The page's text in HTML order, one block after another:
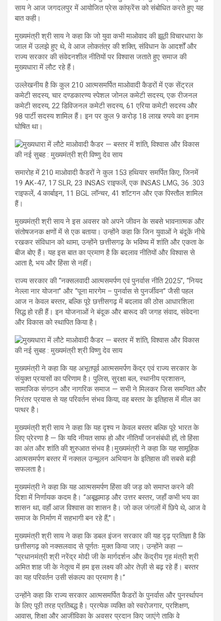
साय ने आज जगदलपुर में आयोजित प्रेस कांफ्रेंस को संबोधित करते हुए यह
बात कही।
मुख्यमंत्री श्री साय ने कहा कि जो युवा कभी माओवाद की झूठी विचारधारा के
जाल में उलझे हुए थे, वे आज लोकतंत्र की शक्ति, संविधान के आदर्शों और
राज्य सरकार की संवेदनशील नीतियों पर विश्वास जताते हुए समाज की
मुख्यधारा में लौट रहे हैं।
उल्लेखनीय है कि कुल 210 आत्मसमर्पित माओवादी कैडरों में एक सेंट्रल
कमेटी सदस्य, चार दण्डकारण्य स्पेशल जोनल कमेटी सदस्य, एक रीजनल
कमेटी सदस्य, 22 डिविजनल कमेटी सदस्य, 61 एरिया कमेटी सदस्य और
98 पार्टी सदस्य शामिल हैं। इन पर कुल 9 करोड़ 18 लाख रुपये का इनाम
घोषित था।
समारोह में 210 माओवादी कैडरों ने कुल 153 हथियार समर्पित किए, जिनमें
19 AK-47, 17 SLR, 23 INSAS राइफलें, एक INSAS LMG, 36 .303
राइफलें, 4 कार्बाइन, 11 BGL लॉन्चर, 41 शॉटगन और एक पिस्तौल शामिल
हैं।
मुख्यमंत्री श्री साय ने इस अवसर को अपने जीवन के सबसे भावनात्मक और
संतोषजनक क्षणों में से एक बताया। उन्होंने कहा कि जिन युवाओं ने बंदूकें नीचे
रखकर संविधान को थामा, उन्होंने छत्तीसगढ़ के भविष्य में शांति और एकता के
बीज बोए हैं। यह इस बात का प्रमाण है कि बदलाव नीतियों और विश्वास से
आता है, भय और हिंसा से नहीं।
राज्य सरकार की “नक्सलवादी आत्मसमर्पण एवं पुनर्वास नीति 2025”, “नियद
नेल्ला नार योजना” और “पूना मारगेम – पुनर्वास से पुनर्जीवन” जैसी पहल
आज न केवल बस्तर, बल्कि पूरे छत्तीसगढ़ में बदलाव की ठोस आधारशिला
सिद्ध हो रही हैं। इन योजनाओं ने बंदूक और बारूद की जगह संवाद, संवेदना
और विकास को स्थापित किया है।
मुख्यमंत्री ने कहा कि यह अभूतपूर्व आत्मसमर्पण केंद्र एवं राज्य सरकार के
संयुक्त प्रयासों का परिणाम है। पुलिस, सुरक्षा बल, स्थानीय प्रशासन,
सामाजिक संगठन और नागरिक समाज — सभी ने मिलकर जिस समन्वित और
निरंतर प्रयास से यह परिवर्तन संभव किया, वह बस्तर के इतिहास में मील का
पत्थर है।
मुख्यमंत्री श्री साय ने कहा कि यह दृश्य न केवल बस्तर बल्कि पूरे भारत के
लिए प्रेरणा है — कि यदि नीयत साफ हो और नीतियाँ जनसंबंधी हों, तो हिंसा
का अंत और शांति की शुरुआत संभव है।मुख्यमंत्री ने कहा कि यह सामूहिक
आत्मसमर्पण बस्तर में नक्सल उन्मूलन अभियान के इतिहास की सबसे बड़ी
सफलता है।
मुख्यमंत्री ने कहा कि यह आत्मसमर्पण हिंसा की जड़ को समाप्त करने की
दिशा में निर्णायक कदम है। “अबूझमाड़ और उत्तर बस्तर, जहाँ कभी भय का
शासन था, वहाँ आज विश्वास का शासन है। जो कल जंगलों में छिपे थे, आज वे
समाज के निर्माण में सहभागी बन रहे हैं,”।
मुख्यमंत्री श्री साय ने कहा कि डबल इंजन सरकार की यह दृढ़ प्रतिज्ञा है कि
छत्तीसगढ़ को नक्सलवाद से पूर्णतः मुक्त किया जाए। उन्होंने कहा —
“प्रधानमंत्री श्री नरेंद्र मोदी जी के मार्गदर्शन और केंद्रीय गृह मंत्री श्री
अमित शाह जी के नेतृत्व में हम इस लक्ष्य की ओर तेज़ी से बढ़ रहे हैं। बस्तर
का यह परिवर्तन उसी संकल्प का प्रमाण है।”
उन्होंने कहा कि राज्य सरकार आत्मसमर्पित कैडरों के पुनर्वास और पुनर्स्थापन
के लिए पूरी तरह प्रतिबद्ध है। प्रत्येक व्यक्ति को स्वरोजगार, प्रशिक्षण,
आवास, शिक्षा और आजीविका के अवसर प्रदान किए जाएंगे ताकि वे